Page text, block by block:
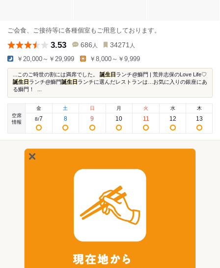
ご会食、ご接待等に各種個室もご用意しております。
3.53 686 人 34271 人
￥20,000～￥29,999 ￥8,000～￥9,999
...このご時世の割には満席でした。 誕生日 ランチ@鰤門 | 荒井志保のLove Life♡
誕生日 ランチ@鰤門誕生日 ランチに選んだレストランは…お気に入りの銀座にあ
る鰤門！ ...
空席
情報
金
8/7
土
8
日
9
月
10
火
11
水
12
木
13